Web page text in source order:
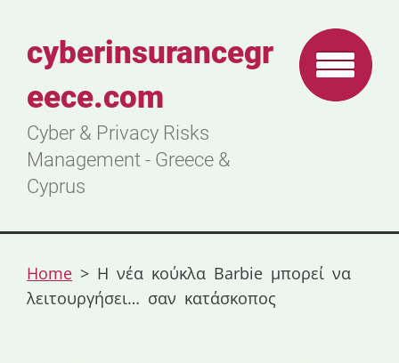
cyberinsurancegr
eece.com
Cyber & Privacy Risks
Management - Greece &
Cyprus
Home > Η νέα κούκλα Barbie μπορεί να
λειτουργήσει… σαν κατάσκοπος